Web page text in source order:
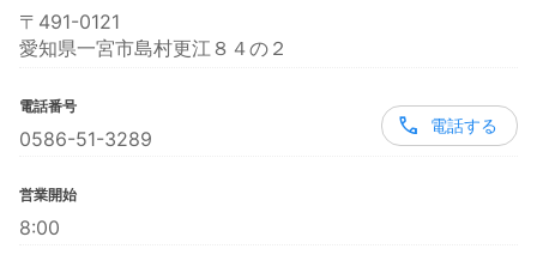
〒491-0121
愛知県一宮市島村更江８４の２
電話番号
0586-51-3289
電話する
営業開始
8:00